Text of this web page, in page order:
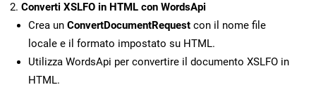
Converti XSLFO in HTML con WordsApi
Crea un ConvertDocumentRequest con il nome file
locale e il formato impostato su HTML.
Utilizza WordsApi per convertire il documento XSLFO in
HTML.